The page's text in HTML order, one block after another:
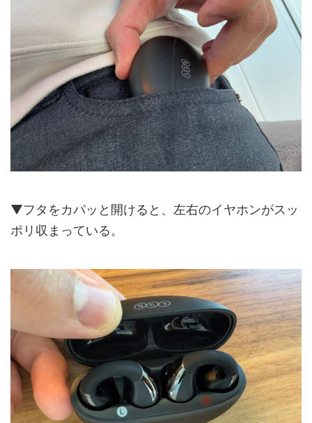
▼フタをカパッと開けると、左右のイヤホンがスッ
ポリ収まっている。